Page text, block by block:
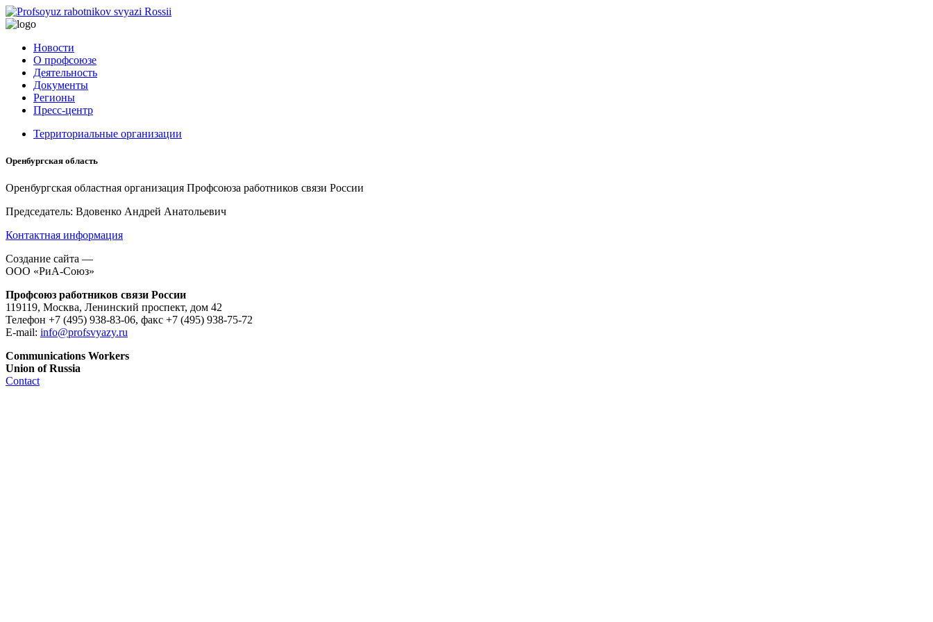
Новости
О профсоюзе
Деятельность
Документы
Регионы
Пресс-центр
Территориальные организации
Оренбургская область
Оренбургская областная организация Профсоюза работников связи России
Председатель: Вдовенко Андрей Анатольевич
Контактная информация
Создание сайта —
ООО «РиА-Союз»
Профсоюз работников связи России
119119, Москва, Ленинский проспект, дом 42
Телефон +7 (495) 938-83-06, факс +7 (495) 938-75-72
E-mail: info@profsvyazy.ru
Communications Workers
Union of Russia
Contact